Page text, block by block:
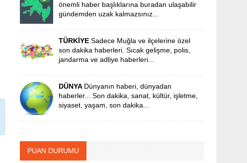
önemli haber başlıklarına buradan ulaşabilir
gündemden uzak kalmazsınız...
TÜRKİYESadece Muğla ve ilçelerine özel
son dakika haberleri. Sıcak gelişme, polis,
jandarma ve adliye haberleri...
DÜNYA Dünyanın haberi, dünyadan
haberler... Son dakika, sanat, kültür, işletme,
siyaset, yaşam, son dakika...
PUAN DURUMU